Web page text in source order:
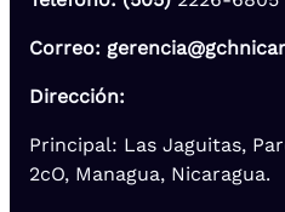
Correo:
Dirección:
Principal: Las Jaguitas,
2cO, Managua, Nicaragua.